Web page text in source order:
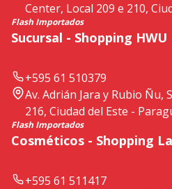
Center, Local 209 e 210,
Flash Importados
Sucursal - Shopping HWU
+595 61 510379
Av. Adrián Jara y Rubio Ñu,
216, Ciudad del Este -
Flash Importados
Cosméticos - Shopping
+595 61 511417